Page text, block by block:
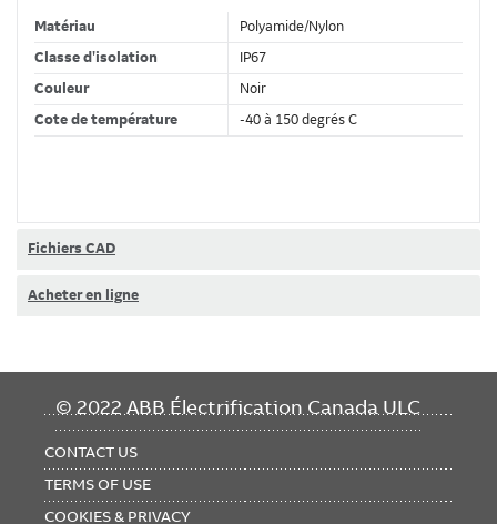
Matériau
Polyamide/Nylon
Classe d'isolation
IP67
Couleur
Noir
Cote de température
-40 à 150 degrés C
Conformité et certifications
RoHS
RoHS3 Compliant
REACH
REACH 247 Compliant
Fichiers CAD
Acheter en ligne
© 2022 ABB Électrification Canada ULC
FOOTER
CONTACT US
TERMS OF USE
COOKIES & PRIVACY